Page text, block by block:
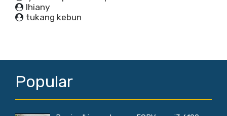
lhiany
tukang kebun
Popular